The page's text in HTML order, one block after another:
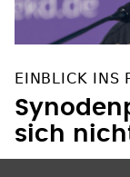
EINBLICK INS
sich